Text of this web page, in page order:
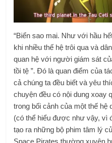
“Biển sao mai. Như với hầu
khi nhiều thế hệ trôi qua và
quan hệ với người giám sát
tồi tệ ”. Đó là quan điểm của
cả chúng ta đều biết và yêu
chuyện đều có nội dung xoay
trong bối cảnh của một thế hệ
(có thể hiểu được như vậy, vì
tạo ra những bộ phim tâm lý
Space Pirates thường xuyên